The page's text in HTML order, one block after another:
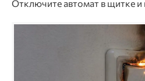
Отключите автомат в щитке и